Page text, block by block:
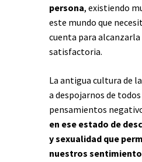
persona, existiendo
este mundo que
cuenta para alcanzarla
satisfactoria.
La antigua cultura de
a despojarnos de
pensamientos
en ese estado de
y sexualidad que
nuestros